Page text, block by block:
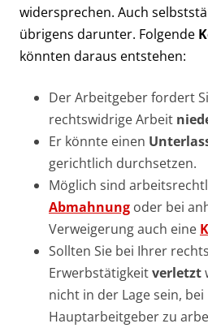
widersprechen. Auch
übrigens darunter. Folgende
könnten daraus entstehen:
Der Arbeitgeber fordert
rechtswidrige Arbeit
Er könnte einen
gerichtlich durchsetzen.
Möglich sind
Abmahnung oder bei
Verweigerung auch eine
Sollten Sie bei Ihrer
Erwerbstätigkeitverletzt
nicht in der Lage sein,
Hauptarbeitgeber zu